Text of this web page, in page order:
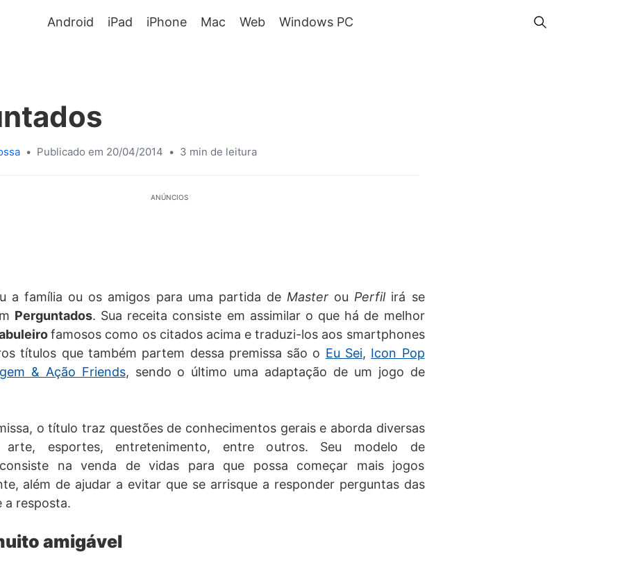
Android iPad iPhone Mac Web Windows PC
• Publicado em 20/04/2014 • 3 min de leitura
ANÚNCIOS
a família ou os amigos para uma partida de Master ou Perfilirá se
Perguntados. Sua receita consiste em assimilar o que há de melhor
famosos como os citados acima e traduzi-los aos smartphones
títulos que também partem dessa premissa são o Eu Sei, Icon Pop
& Ação Friends, sendo o último uma adaptação de um jogo de
o título traz questões de conhecimentos gerais e aborda diversas
arte, esportes, entretenimento, entre outros. Seu modelo de
na venda de vidas para que possa começar mais jogos
além de ajudar a evitar que se arrisque a responder perguntas das
a resposta.
amigável